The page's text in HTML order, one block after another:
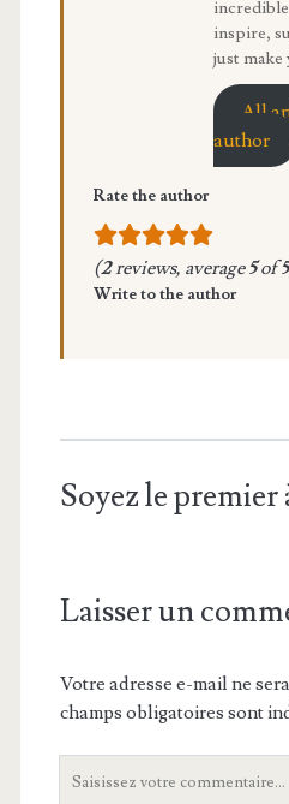
inspire,
just make
All
author
Rate the author
(2reviews, average5of5
Write to the author
Soyez le
Laisser un
Votre adresse e-mail ne
champs obligatoires sont